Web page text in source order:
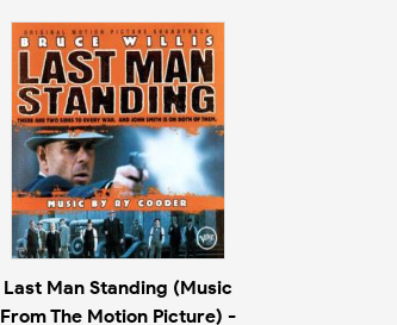
Last Man Standing (Music
From The Motion Picture) -